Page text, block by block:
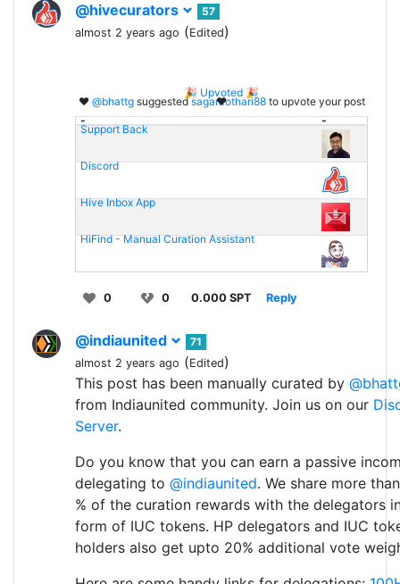
@hivecurators
57
almost 2 years ago (Edited)
🎉 Upvoted 🎉
❤️ @bhattgsuggestedsagarkothari88
to upvote your post ❤️
-
-
Support Back
Discord
Hive Inbox App
HiFind - Manual Curation Assistant
0 0 0.000 SPT Reply
@indiaunited
71
almost 2 years ago (Edited)
This post has been manually curated by
from Indiaunited community. Join us on our
Server.
Do you know that you can earn a passive
delegating to @indiaunited. We share more
% of the curation rewards with the delegators
form of IUC tokens. HP delegators and IUC
holders also get upto 20% additional vote